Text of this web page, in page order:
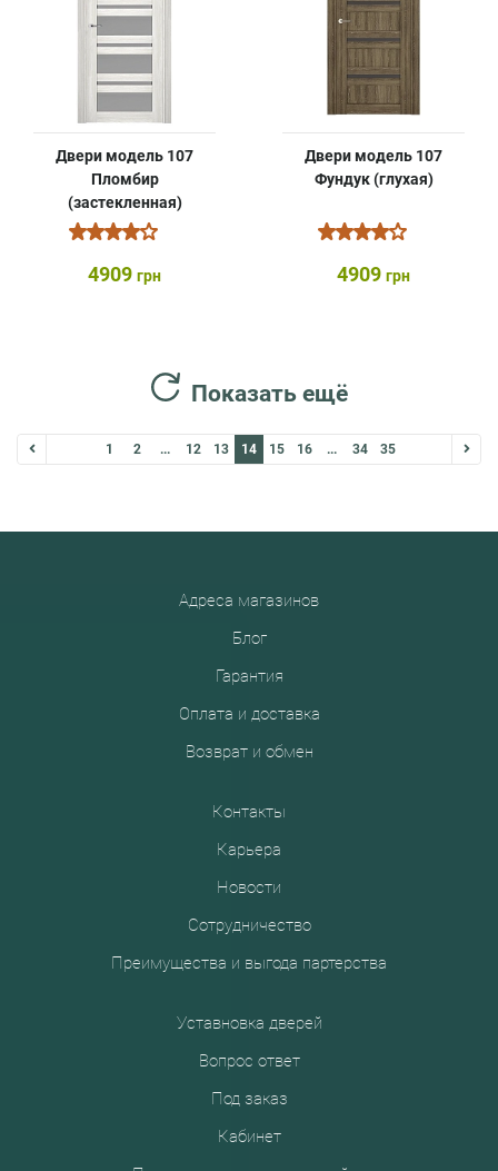
Двери модель 107
Пломбир
(застекленная)
4909 грн
Двери модель 107
Фундук (глухая)
4909 грн
Показать ещё
1 2 ... 12 13 14 15 16 ... 34 35
Адреса магазинов
Блог
Гарантия
Оплата и доставка
Возврат и обмен
Контакты
Карьера
Новости
Сотрудничество
Преимущества и выгода партерства
Уставновка дверей
Вопрос ответ
Под заказ
Кабинет